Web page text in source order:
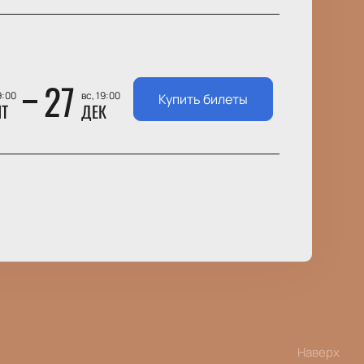
27 вс, 19:00
ДЕК Купить билеты
Наверх